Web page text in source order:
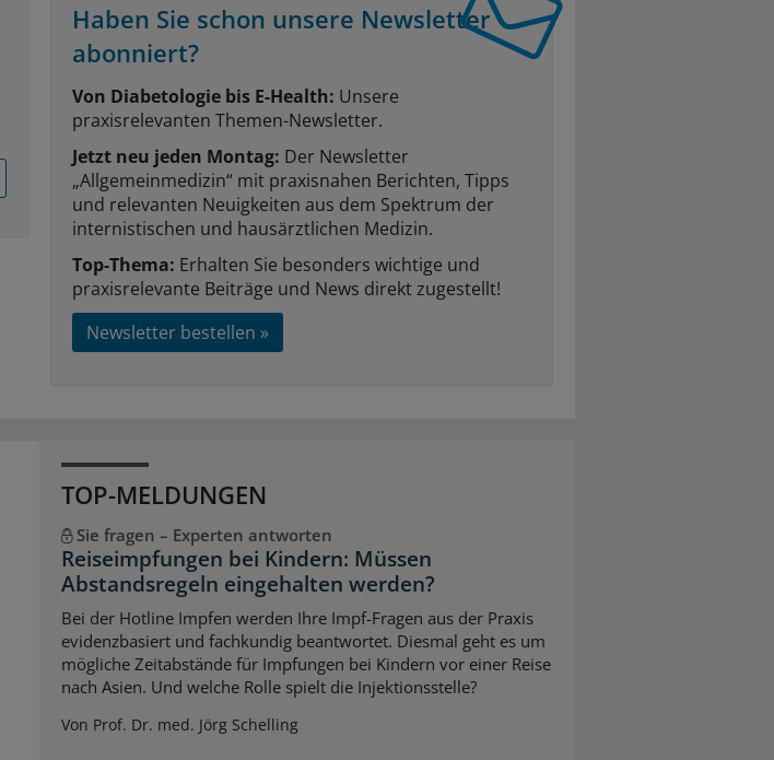
Haben Sie schon unsere Newsletter
abonniert?
Von Diabetologie bis E-Health: Unsere
praxisrelevanten Themen-Newsletter.
Jetzt neu jeden Montag: Der Newsletter
„Allgemeinmedizin“ mit praxisnahen Berichten, Tipps
und relevanten Neuigkeiten aus dem Spektrum der
internistischen und hausärztlichen Medizin.
Top-Thema: Erhalten Sie besonders wichtige und
praxisrelevante Beiträge und News direkt zugestellt!
Newsletter bestellen »
TOP-MELDUNGEN
Sie fragen – Experten antworten
Reiseimpfungen bei Kindern: Müssen
Abstandsregeln eingehalten werden?
Bei der Hotline Impfen werden Ihre Impf-Fragen aus der Praxis
evidenzbasiert und fachkundig beantwortet. Diesmal geht es um
mögliche Zeitabstände für Impfungen bei Kindern vor einer Reise
nach Asien. Und welche Rolle spielt die Injektionsstelle?
Von Prof. Dr. med. Jörg Schelling